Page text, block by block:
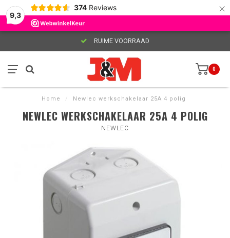
9,3
374 Reviews ×
RUIME VOORRAAD
0
Home / Newlec werkschakelaar 25A 4 polig
NEWLEC WERKSCHAKELAAR 25A 4 POLIG
NEWLEC